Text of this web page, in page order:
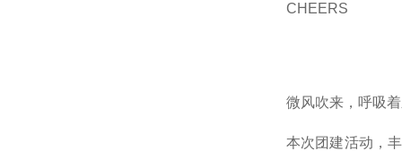
CHEERS
微风吹来，呼吸
本次团建活动，